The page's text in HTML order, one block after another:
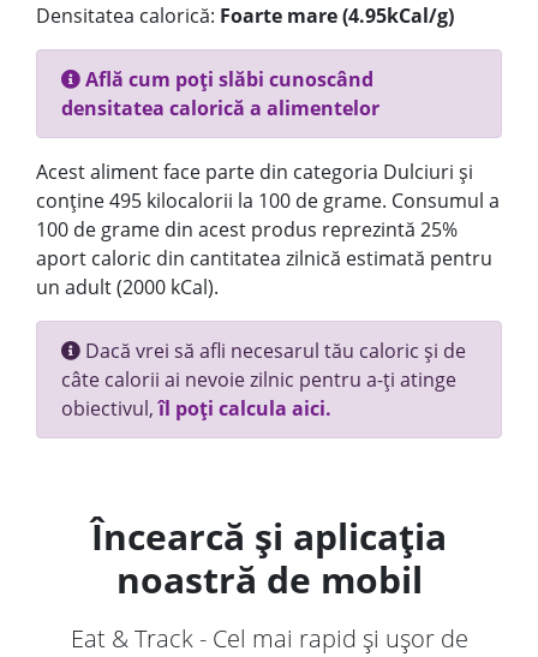
Densitatea calorică: Foarte mare (4.95kCal/g)
Află cum poți slăbi cunoscând
densitatea calorică a alimentelor
Acest aliment face parte din categoria Dulciuri și
conține 495 kilocalorii la 100 de grame. Consumul a
100 de grame din acest produs reprezintă 25%
aport caloric din cantitatea zilnică estimată pentru
un adult (2000 kCal).
Dacă vrei să afli necesarul tău caloric și de
câte calorii ai nevoie zilnic pentru a-ți atinge
obiectivul,îl poți calcula aici.
Încearcă și aplicația
noastră de mobil
Eat & Track - Cel mai rapid și ușor de